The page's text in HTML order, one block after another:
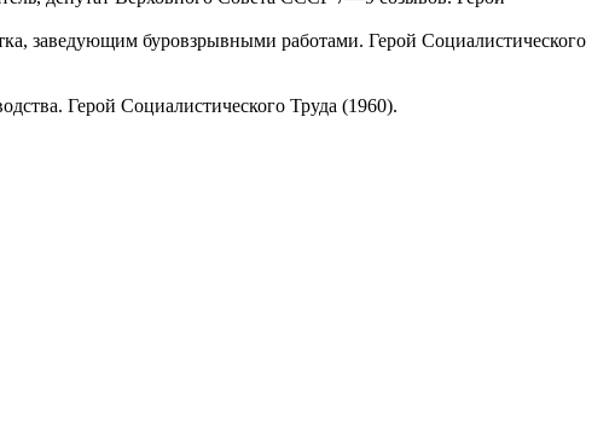
заведующим буровзрывными работами. Герой Социалистического
Герой Социалистического Труда (1960).